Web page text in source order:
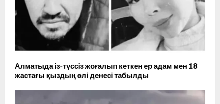
Алматыда із-түссіз жоғалып кеткен ер адам мен 18
жастағы қыздың өлі денесі табылды